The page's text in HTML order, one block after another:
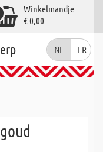
Winkelmandje
€ 0,00
NL FR